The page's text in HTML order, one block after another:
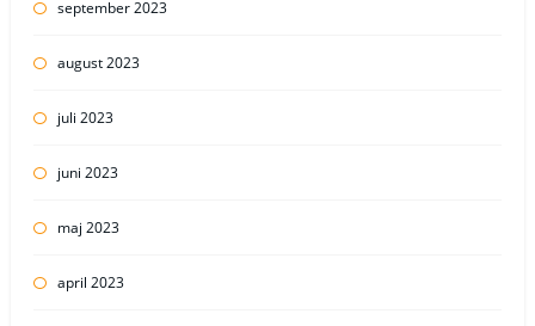
september 2023
august 2023
juli 2023
juni 2023
maj 2023
april 2023